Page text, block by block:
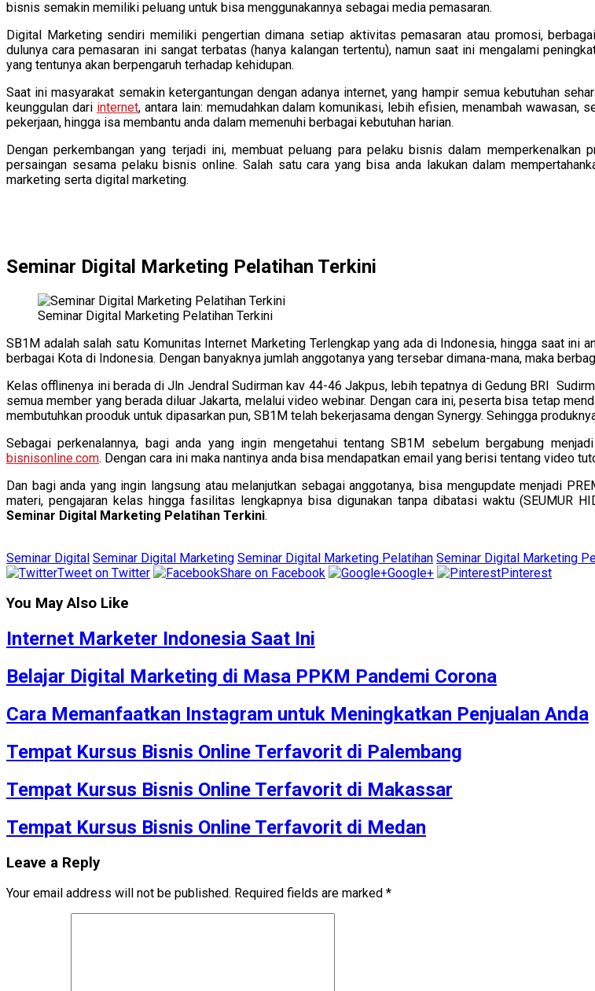
bisnis semakin memiliki peluang untuk bisa menggunakannya sebagai media pemasaran.
Digital Marketing sendiri memiliki pengertian dimana setiap aktivitas pemasaran atau promosi,
dulunya cara pemasaran ini sangat terbatas (hanya kalangan tertentu), namun saat ini mengalami
yang tentunya akan berpengaruh terhadap kehidupan.
Saat ini masyarakat semakin ketergantungan dengan adanya internet, yang hampir semua kebutuhan
keunggulan dari internet, antara lain: memudahkan dalam komunikasi, lebih efisien, menambah wawasan,
pekerjaan, hingga isa membantu anda dalam memenuhi berbagai kebutuhan harian.
Dengan perkembangan yang terjadi ini, membuat peluang para pelaku bisnis dalam memperkenalkan
persaingan sesama pelaku bisnis online. Salah satu cara yang bisa anda lakukan dalam
marketing serta digital marketing.
Seminar Digital Marketing Pelatihan Terkini
Seminar Digital Marketing Pelatihan Terkini
SB1M adalah salah satu Komunitas Internet Marketing Terlengkap yang ada di Indonesia, hingga saat ini
berbagai Kota di Indonesia. Dengan banyaknya jumlah anggotanya yang tersebar dimana-mana, maka
Kelas offlinenya ini berada di Jln Jendral Sudirman kav 44-46 Jakpus, lebih tepatnya di Gedung BRI
semua member yang berada diluar Jakarta, melalui video webinar. Dengan cara ini, peserta bisa tetap
membutuhkan prooduk untuk dipasarkan pun, SB1M telah bekerjasama dengan Synergy. Sehingga
Sebagai perkenalannya, bagi anda yang ingin mengetahui tentang SB1M sebelum bergabung
bisnisonline.com. Dengan cara ini maka nantinya anda bisa mendapatkan email yang berisi tentang video
Dan bagi anda yang ingin langsung atau melanjutkan sebagai anggotanya, bisa mengupdate menjadi
materi, pengajaran kelas hingga fasilitas lengkapnya bisa digunakan tanpa dibatasi waktu (SEUMUR
Seminar Digital Marketing Pelatihan Terkini.
Seminar Digital Seminar Digital Marketing Seminar Digital Marketing Pelatihan Seminar Digital Marketing
Tweet on Twitter
Share on Facebook Google+ Pinterest
You May Also Like
Internet Marketer Indonesia Saat Ini
Belajar Digital Marketing di Masa PPKM Pandemi Corona
Cara Memanfaatkan Instagram untuk Meningkatkan Penjualan Anda
Tempat Kursus Bisnis Online Terfavorit di Palembang
Tempat Kursus Bisnis Online Terfavorit di Makassar
Tempat Kursus Bisnis Online Terfavorit di Medan
Leave a Reply
Your email address will not be published. Required fields are marked *